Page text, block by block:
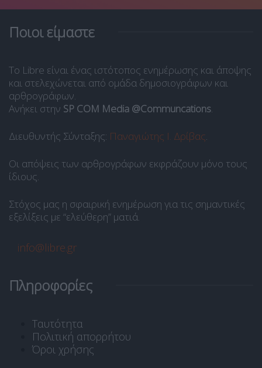
Ποιοι είμαστε
Το Libre είναι ένας ιστότοπος ενημέρωσης και άποψης
και στελεχώνεται από ομάδα δημοσιογράφων και
αρθρογράφων.
Ανήκει στην SP COM Media @Communcations.
Διευθυντής Σύνταξης: Παναγιώτης Ι. Δρίβας.
Οι απόψεις των αρθρογράφων εκφράζουν μόνο τους
ίδιους.
Στόχος μας η σφαιρική ενημέρωση για τις σημαντικές
εξελίξεις με “ελεύθερη” ματιά.
info@libre.gr
Πληροφορίες
Ταυτότητα
Πολιτική απορρήτου
Όροι χρήσης